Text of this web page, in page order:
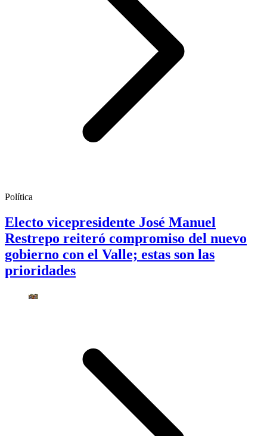
Política
Electo vicepresidente José Manuel
Restrepo reiteró compromiso del nuevo
gobierno con el Valle; estas son las
prioridades